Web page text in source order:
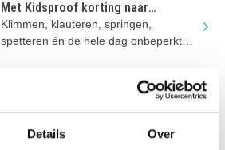
Details Over
Met Kidsproof korting naar
Duinoord in Helvoirt
Klimmen, klauteren, springen,
spetteren én de hele dag onbeperkt
The Chocolate Factory Veghel |
games bij The Chocolate Factory in